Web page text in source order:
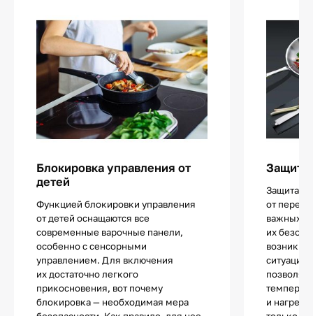
Блокировка управления от
детей
Функцией блокировки управления
от детей оснащаются все
современные варочные панели,
особенно с сенсорными
управлением. Для включения
их достаточно легкого
прикосновения, вот почему
блокировка — необходимая мера
Защита
Защита
от
важных
их
ситуации
и